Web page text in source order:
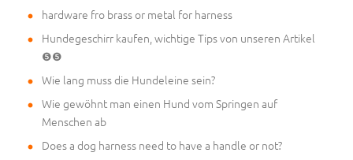
hardware fro brass or metal for harness
Hundegeschirr kaufen, wichtige Tips von unseren Artikel
❺❺
Wie lang muss die Hundeleine sein?
Wie gewöhnt man einen Hund vom Springen auf
Menschen ab
Does a dog harness need to have a handle or not?